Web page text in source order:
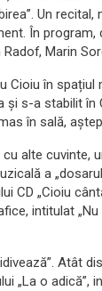
Un
În program,
Marin
Cioiu în
și s-a stabilit în
în sală,
alte cuvinte,
a
CD „Cioiu
intitulat
Atât
„La o adică”,